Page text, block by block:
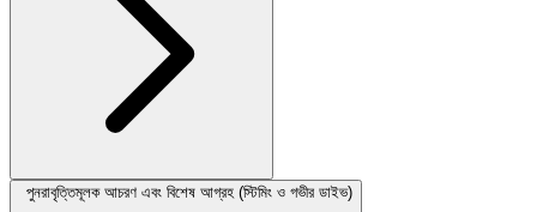
পুনরাবৃত্তিমূলক আচরণ এবং বিশেষ আগ্রহ (স্টিমিং ও গভীর ডাইভ)